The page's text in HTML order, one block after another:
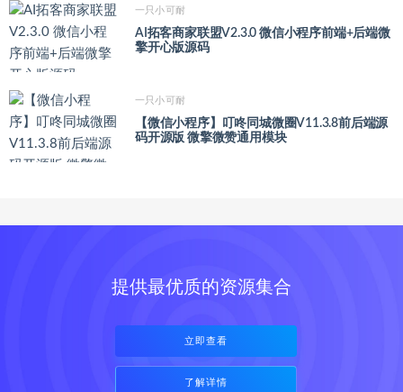
一只小可耐
AI拓客商家联盟V2.3.0 微信小程序前端+后端微
擎开心版源码
一只小可耐
【微信小程序】叮咚同城微圈V11.3.8前后端源
码开源版 微擎微赞通用模块
提供最优质的资源集合
立即查看
了解详情